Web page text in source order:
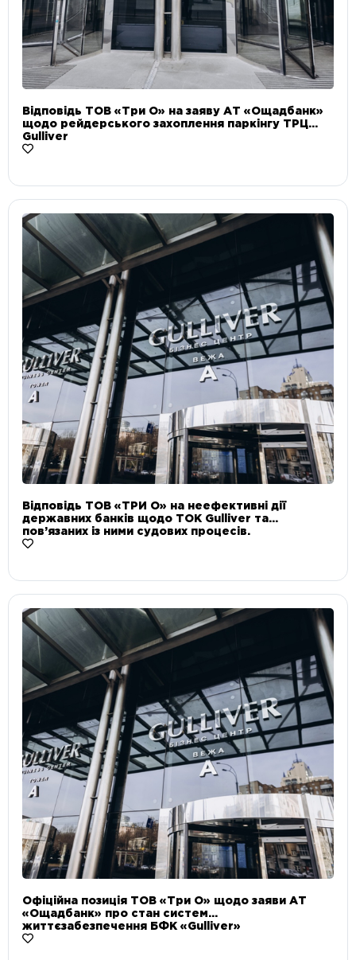
Відповідь ТОВ «Три О» на заяву АТ «Ощадбанк»
щодо рейдерського захоплення паркінгу ТРЦ
Gulliver
Відповідь ТОВ «ТРИ О» на неефективні дії
державних банків щодо ТОК Gulliver та
пов’язаних із ними судових процесів.
Офіційна позиція ТОВ «Три О» щодо заяви АТ
«Ощадбанк» про стан систем
життєзабезпечення БФК «Gulliver»